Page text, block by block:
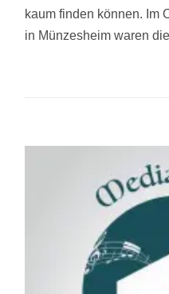
kaum finden können. Im
in Münzesheim waren